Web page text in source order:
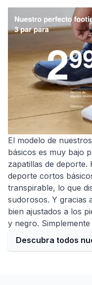
El modelo de
básicos es muy bajo
zapatillas de deporte.
deporte cortos
transpirable, lo que
sudorosos. Y gracias
bien ajustados a los
y negro.
Descubra todos